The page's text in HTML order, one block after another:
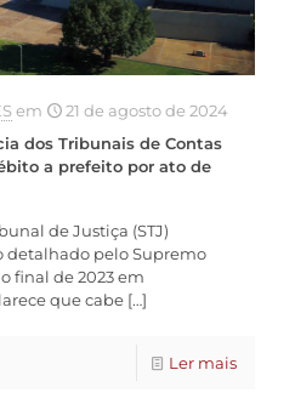
em
21 de agosto de 2024
dos Tribunais de Contas
a prefeito por ato de
de Justiça (STJ)
pelo Supremo
final de 2023 em
que cabe […]
Ler mais